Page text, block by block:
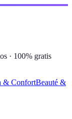
· 100% gratis
& ConfortBeauté &